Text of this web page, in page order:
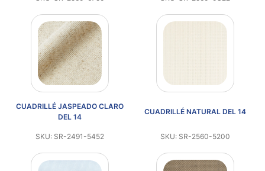
CUADRILLÉ JASPEADO CLARO
DEL 14
SKU: SR-2491-5452
CUADRILLÉ NATURAL DEL 14
SKU: SR-2560-5200